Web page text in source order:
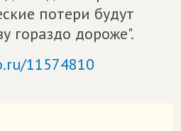
потери будут
гораздо дороже".
11574810